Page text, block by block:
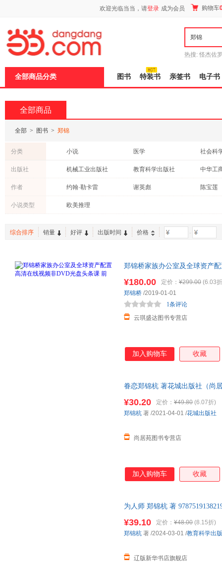
欢迎光临当当，请登录 成为会员 购物车
热搜: 怪杰佐
全部商品分类 图书 特装书 亲签书 电子书
全部商品
全部 > 图书 > 郑锦
分类 小说 医学
社会科
计算机/网络
农业/林业
中小学
政治/军事
成功/励志
动漫/幽默
出版社 机械工业出版社
教育科学出版社
中国友谊出版社
上海人民出版社
中央编
广东人民出版社
湖南科学技术出版社
金盾出
上海浦江教育出版社
电子工业出版社
中国纺
安徽美术出版社
作者 约翰·勒卡雷 谢英彪
陈宝莲
马涛
小说类型 欧美推理
综合排序 销量 好评 出版时间 价格 -
郑锦桥家族办公室及全球资产
¥180.00 定价： ¥299.00 (6.03
云琪盛达图书专营店
1条评论
郑锦桥 /2019-01-01
加入购物车 收藏
眷恋郑锦杭 著花城出版社（尚
¥30.20 定价： ¥49.80 (6.07折)
尚居苑图书专营店
郑锦杭 著 /2021-04-01 /花城出版社
加入购物车 收藏
为人师 郑锦杭 著
¥39.10 定价： ¥48.00 (8.15折)
辽版新华书店旗舰店
郑锦杭 著 /2024-03-01 /教育科学出
页
加